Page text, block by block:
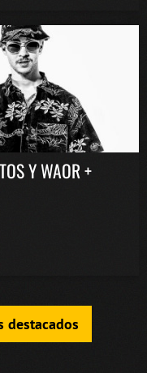
Y WAOR +
destacados